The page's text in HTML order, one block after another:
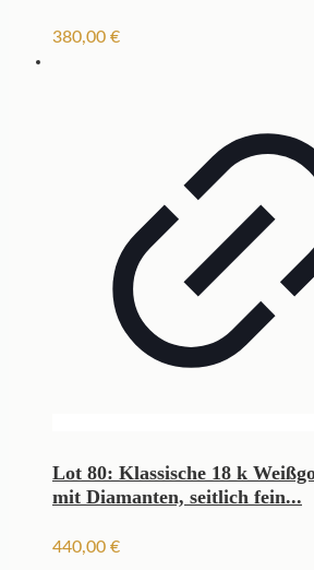
380,00 €
Lot 80: Klassische 18 k
mit Diamanten, seitlich fein...
440,00 €